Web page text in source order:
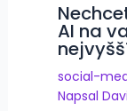
AI na
social-
Napsal